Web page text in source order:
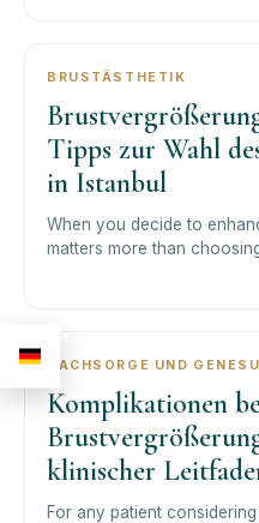
BRUSTÄSTHETIK
Tipps zur Wahl
in Istanbul
When you decide to
matters more than
NACHSORGE UND
Komplikationen
klinischer
und Behandlung
For any patient